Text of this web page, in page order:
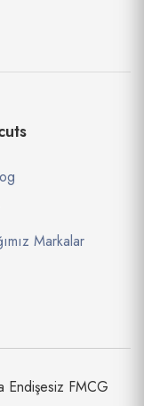
Markalar
FMCG